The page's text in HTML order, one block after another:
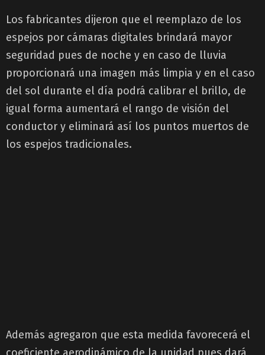
Los fabricantes dijeron que el reemplazo de los
espejos por cámaras digitales brindará mayor
seguridad pues de noche y en caso de lluvia
proporcionará una imagen más limpia y en el caso
del sol durante el día podrá calibrar el brillo, de
igual forma aumentará el rango de visión del
conductor y eliminará así los puntos muertos de
los espejos tradicionales.
Además agregaron que esta medida favorecerá el